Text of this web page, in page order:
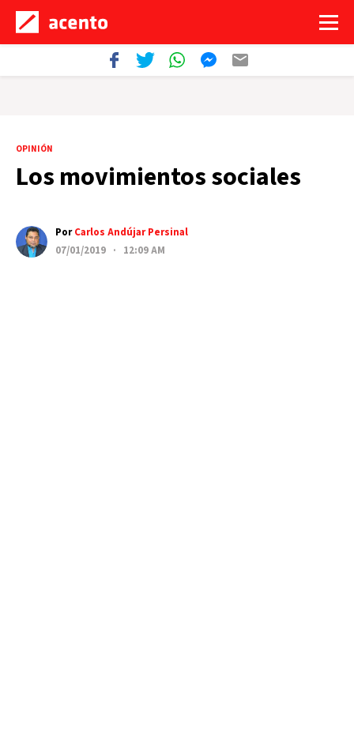
OPINIÓN
Los movimientos sociales
PorCarlos Andújar Persinal
07/01/2019 · 12:09 AM